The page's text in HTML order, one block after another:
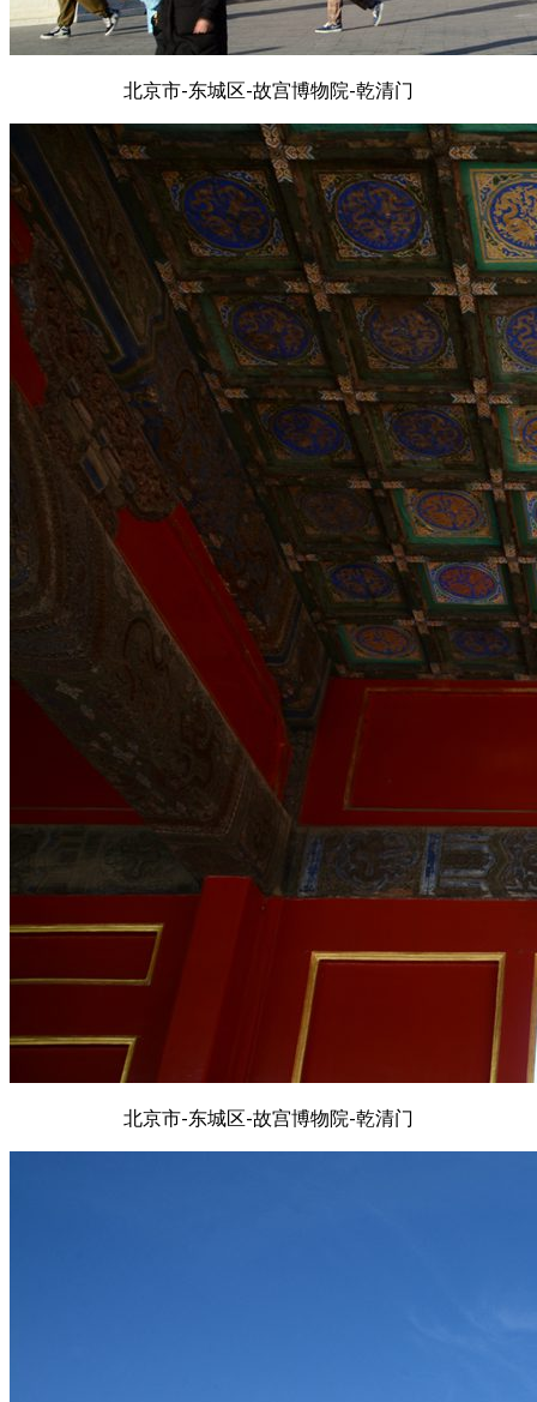
北京市-东城区-故宫博物院-乾清门
北京市-东城区-故宫博物院-乾清门